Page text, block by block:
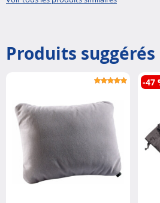
Produits suggérés
-47